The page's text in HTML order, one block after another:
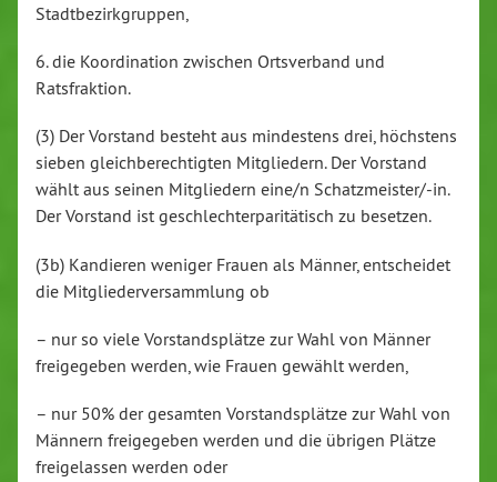
Stadtbezirkgruppen,
6. die Koordination zwischen Ortsverband und
Ratsfraktion.
(3) Der Vorstand besteht aus mindestens drei, höchstens
sieben gleichberechtigten Mitgliedern. Der Vorstand
wählt aus seinen Mitgliedern eine/n Schatzmeister/-in.
Der Vorstand ist geschlechterparitätisch zu besetzen.
(3b) Kandieren weniger Frauen als Männer, entscheidet
die Mitgliederversammlung ob
– nur so viele Vorstandsplätze zur Wahl von Männer
freigegeben werden, wie Frauen gewählt werden,
– nur 50% der gesamten Vorstandsplätze zur Wahl von
Männern freigegeben werden und die übrigen Plätze
freigelassen werden oder